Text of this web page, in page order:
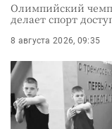
Олимпийский
делает спорт
8 августа 2026, 09:35